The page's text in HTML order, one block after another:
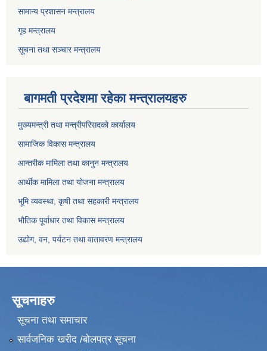
सामान्य प्रशासन मन्त्रालय
गृह मन्त्रालय
सूचना तथा सञ्चार मन्त्रालय
बागमती प्रदेशमा रहेका मन्त्रालयहरु
मुख्यमन्त्री तथा मन्त्रीपरिसदको कार्यालय
सामाजिक विकास मन्त्रालय
आन्तरीक मामिला तथा कानुन मन्त्रालय
आर्थीक मामिला तथा योजना मन्त्रालय
भूमि व्यवस्था, कृषी तथा सहकारी मन्त्रालय
भौतिक पूर्वाधार तथा विकास मन्त्रालय
उद्योग, वन, पर्यटन तथा वातावरण मन्त्रालय
सूचनाहरु
सूचना तथा समाचार
सार्वजनिक खरीद /बोलपत्र सूचना